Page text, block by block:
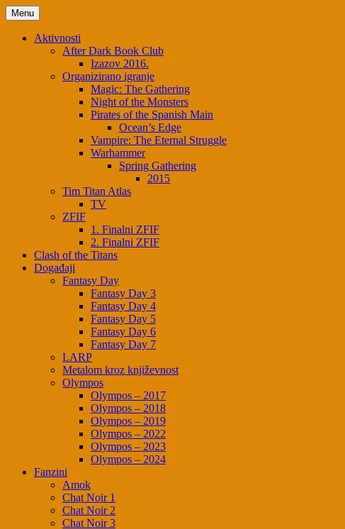
Skip
to
content
Menu
Aktivnosti
After Dark Book Club
Izazov 2016.
Organizirano igranje
Magic: The Gathering
Night of the Monsters
Pirates of the Spanish Main
Ocean’s Edge
Vampire: The Eternal Struggle
Warhammer
Spring Gathering
2015
Tim Titan Atlas
TV
ZFIF
1. Finalni ZFIF
2. Finalni ZFIF
Clash of the Titans
Događaji
Fantasy Day
Fantasy Day 3
Fantasy Day 4
Fantasy Day 5
Fantasy Day 6
Fantasy Day 7
LARP
Metalom kroz književnost
Olympos
Olympos – 2017
Olympos – 2018
Olympos – 2019
Olympos – 2022
Olympos – 2023
Olympos – 2024
Fanzini
Amok
Chat Noir 1
Chat Noir 2
Chat Noir 3